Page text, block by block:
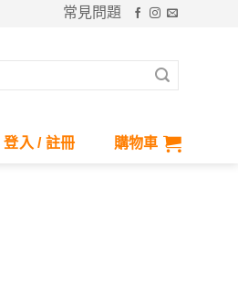
常見問題
登入 / 註冊 購物車